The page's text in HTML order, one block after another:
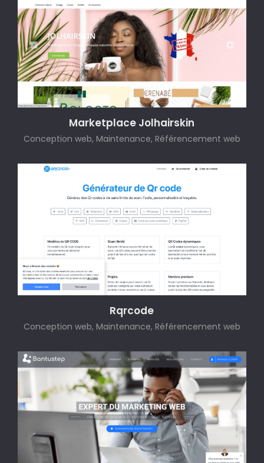
Marketplace Jolhairskin
Conception web, Maintenance, Référencement web
Rqrcode
Conception web, Maintenance, Référencement web